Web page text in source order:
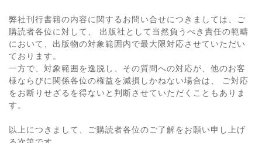
弊社刊行書籍の内容に関するお問い合せにつきましては、ご
購読者各位に対して、 出版社として当然負うべき責任の範疇
において、出版物の対象範囲内で最大限対応させていただい
ております。
一方で、対象範囲を逸脱し、その質問への対応が、他のお客
様ならびに関係各位の権益を減損しかねない場合は、 ご対応
をお断りせざるを得ないと判断させていただくこともありま
す。
以上につきまして、ご購読者各位のご了解をお願い申し上げ